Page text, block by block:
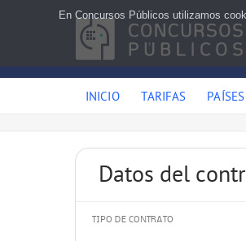
INICIO TARIFAS PAÍSES
Datos del
TIPO DE CONTRATO
En Concursos Públicos utilizamos